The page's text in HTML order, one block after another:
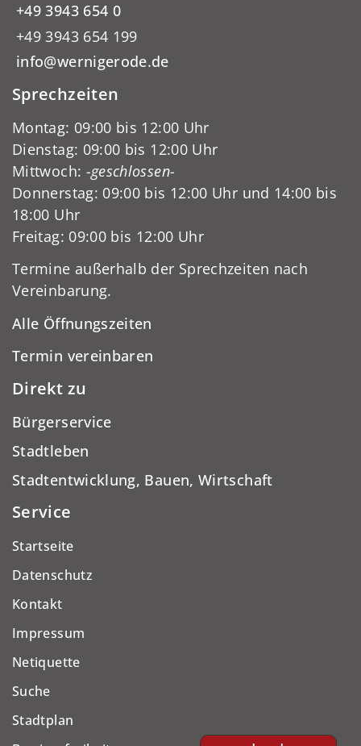
+49 3943 654 0
+49 3943 654 199
info@wernigerode.de
Sprechzeiten
Montag: 09:00 bis 12:00 Uhr
Dienstag: 09:00 bis 12:00 Uhr
Mittwoch: -geschlossen-
Donnerstag: 09:00 bis 12:00 Uhr und 14:00 bis
18:00 Uhr
Freitag: 09:00 bis 12:00 Uhr
Termine außerhalb der Sprechzeiten nach
Vereinbarung.
Alle Öffnungszeiten
Termin vereinbaren
Direkt zu
Bürgerservice
Stadtleben
Stadtentwicklung, Bauen, Wirtschaft
Service
Startseite
Datenschutz
Kontakt
Impressum
Netiquette
Suche
Stadtplan